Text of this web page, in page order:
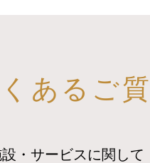
あるご
・サービスに関して